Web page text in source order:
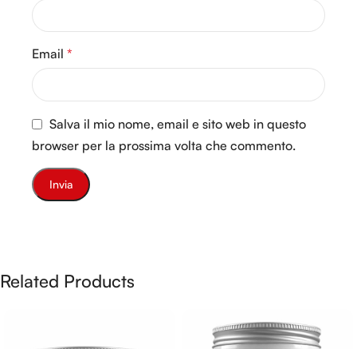
Email *
Salva il mio nome, email e sito web in questo
browser per la prossima volta che commento.
Related Products